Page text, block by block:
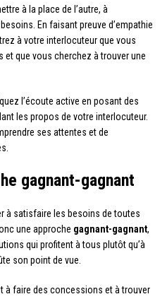
à la place de l’autre, à
En faisant preuve d’empathie
à votre interlocuteur que vous
que vous cherchez à trouver une
l’écoute active en posant des
les propos de votre interlocuteur.
ses attentes et de
gagnant-gagnant
à satisfaire les besoins de toutes
une approche gagnant-gagnant,
qui profitent à tous plutôt qu’à
son point de vue.
à faire des concessions et à trouver